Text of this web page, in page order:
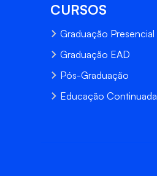
CURSOS
Graduação Presencial
Graduação EAD
Pós-Graduação
Educação Continuada